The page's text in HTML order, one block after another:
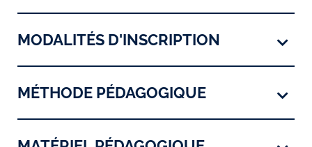
MODALITÉS D'INSCRIPTION
MÉTHODE PÉDAGOGIQUE